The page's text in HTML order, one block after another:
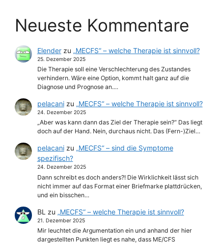
Neueste Kommentare
Elenderzu „MECFS“ – welche Therapie ist sinnvoll?
25. Dezember 2025
Die Therapie soll eine Verschlechterung des Zustandes
verhindern. Wäre eine Option, kommt halt ganz auf die
Diagnose und Prognose an.…
pelacanizu „MECFS“ – welche Therapie ist sinnvoll?
24. Dezember 2025
„Aber was kann dann das Ziel der Therapie sein?“ Das liegt
doch auf der Hand. Nein, durchaus nicht. Das (Fern-)Ziel…
pelacanizu „MECFS“ – sind die Symptome
spezifisch?
24. Dezember 2025
Dann schreibt es doch anders?! Die Wirklichkeit lässt sich
nicht immer auf das Format einer Briefmarke plattdrücken,
und ein bisschen…
BL zu „MECFS“ – welche Therapie ist sinnvoll?
21. Dezember 2025
Mir leuchtet die Argumentation ein und anhand der hier
dargestellten Punkten liegt es nahe, dass ME/CFS